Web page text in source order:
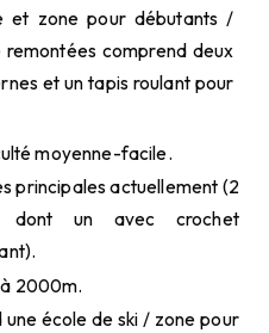
et zone pour débutants /
comprend deux
et un tapis roulant pour
moyenne-facile.
principales actuellement (2
dont un avec crochet
2000m.
une école de ski / zone pour